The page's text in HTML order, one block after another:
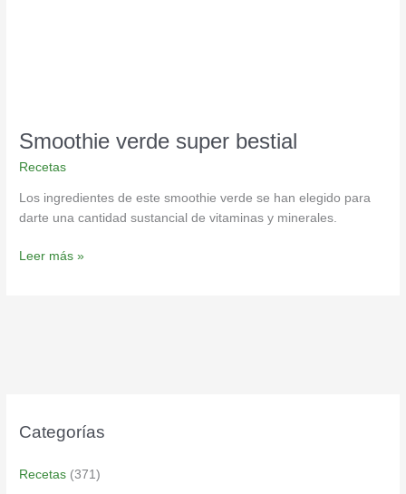
Smoothie verde super bestial
Recetas
Los ingredientes de este smoothie verde se han elegido para
darte una cantidad sustancial de vitaminas y minerales.
Leer más »
Categorías
Recetas (371)